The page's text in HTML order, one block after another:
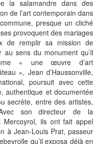
la salamandre dans des
de l’art contemporain dans
presque un cliché
provoquent des mariages
de remplir sa mission de
sens du monument qu’il
« une œuvre d’art
», Jean d’Haussonville,
poursuit avec cette
authentique et documentée
secrète, entre des artistes,
son directeur de la
Mercoyrol, ils ont fait appel
à Jean-Louis Prat, passeur
qu’il exposa déjà en